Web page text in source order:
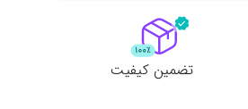
تضمین کیفیت